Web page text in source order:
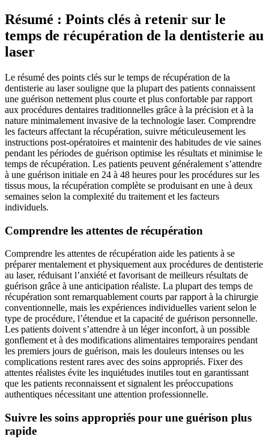
Résumé : Points clés à retenir sur le
temps de récupération de la dentisterie au
laser
Le résumé des points clés sur le temps de récupération de la
dentisterie au laser souligne que la plupart des patients connaissent
une guérison nettement plus courte et plus confortable par rapport
aux procédures dentaires traditionnelles grâce à la précision et à la
nature minimalement invasive de la technologie laser. Comprendre
les facteurs affectant la récupération, suivre méticuleusement les
instructions post-opératoires et maintenir des habitudes de vie saines
pendant les périodes de guérison optimise les résultats et minimise le
temps de récupération. Les patients peuvent généralement s’attendre
à une guérison initiale en 24 à 48 heures pour les procédures sur les
tissus mous, la récupération complète se produisant en une à deux
semaines selon la complexité du traitement et les facteurs
individuels.
Comprendre les attentes de récupération
Comprendre les attentes de récupération aide les patients à se
préparer mentalement et physiquement aux procédures de dentisterie
au laser, réduisant l’anxiété et favorisant de meilleurs résultats de
guérison grâce à une anticipation réaliste. La plupart des temps de
récupération sont remarquablement courts par rapport à la chirurgie
conventionnelle, mais les expériences individuelles varient selon le
type de procédure, l’étendue et la capacité de guérison personnelle.
Les patients doivent s’attendre à un léger inconfort, à un possible
gonflement et à des modifications alimentaires temporaires pendant
les premiers jours de guérison, mais les douleurs intenses ou les
complications restent rares avec des soins appropriés. Fixer des
attentes réalistes évite les inquiétudes inutiles tout en garantissant
que les patients reconnaissent et signalent les préoccupations
authentiques nécessitant une attention professionnelle.
Suivre les soins appropriés pour une guérison plus
rapide